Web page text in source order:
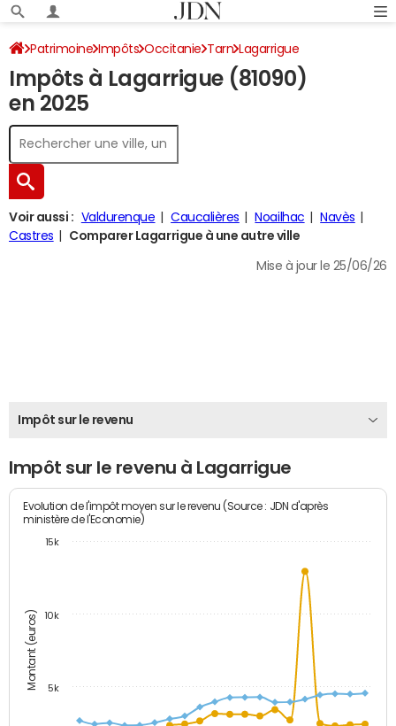
Patrimoine Impôts Occitanie Tarn Lagarrigue
Impôt sur le revenu
Impôts à Lagarrigue (81090)
en 2025
Voir aussi : Valdurenque Caucalières Noailhac
Navès
Castres
Comparer Lagarrigue à une autre ville
Mise à jour le 25/06/26
Impôt sur le revenu
Impôt sur le revenu à Lagarrigue
Montant (euros)
Evolution de l'impôt moyen sur le revenu (Source : JDN d'après
ministère de l'Economie)
5k
10k
15k